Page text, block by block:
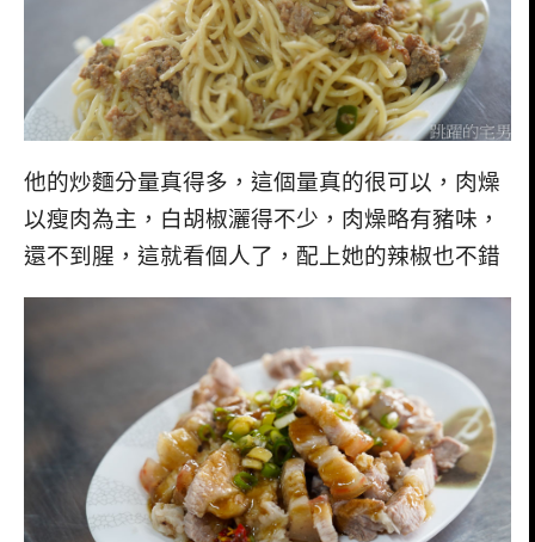
他的炒麵分量真得多，這個量真的很可以，肉燥
以瘦肉為主，白胡椒灑得不少，肉燥略有豬味，
還不到腥，這就看個人了，配上她的辣椒也不錯